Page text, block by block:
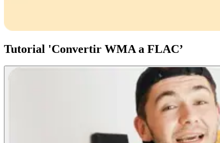
Tutorial 'Convertir WMA a FLAC’